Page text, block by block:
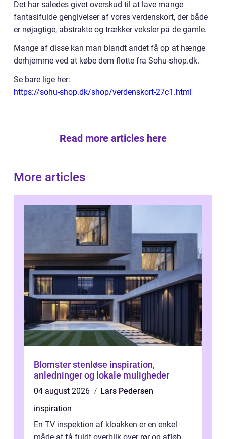
Det har således givet overskud til at lave mange
fantasifulde gengivelser af vores verdenskort, der både
er nøjagtige, abstrakte og trækker veksler på de gamle.
Mange af disse kan man blandt andet få op at hænge
derhjemme ved at købe dem flotte fra Sohu-shop.dk.
Se bare lige her:
https://sohu-shop.dk/shop/verdenskort-27c1.html
Read more articles here
More articles
Blomster stenløse inspiration,
anledninger og lokale muligheder
04 august 2026
Lars Pedersen
inspiration
En TV inspektion af kloakken er en enkel
måde at få fuldt overblik over rør og afløb